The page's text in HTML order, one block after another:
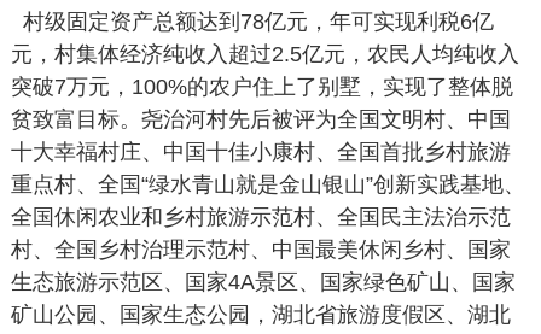
村级固定资产总额达到78亿元，年可实现利税6亿
元，村集体经济纯收入超过2.5亿元，农民人均纯收入
突破7万元，100%的农户住上了别墅，实现了整体脱
贫致富目标。尧治河村先后被评为全国文明村、中国
十大幸福村庄、中国十佳小康村、全国首批乡村旅游
重点村、全国“绿水青山就是金山银山”创新实践基地、
全国休闲农业和乡村旅游示范村、全国民主法治示范
村、全国乡村治理示范村、中国最美休闲乡村、国家
生态旅游示范区、国家4A景区、国家绿色矿山、国家
矿山公园、国家生态公园，湖北省旅游度假区、湖北